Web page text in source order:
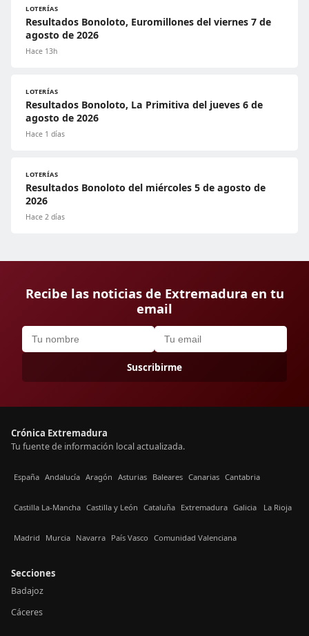
LOTERÍAS
Resultados Bonoloto, Euromillones del viernes 7 de
agosto de 2026
Hace 13h
LOTERÍAS
Resultados Bonoloto, La Primitiva del jueves 6 de
agosto de 2026
Hace 1 días
LOTERÍAS
Resultados Bonoloto del miércoles 5 de agosto de
2026
Hace 2 días
Recibe las noticias de Extremadura en tu
email
Suscribirme
Crónica Extremadura
Tu fuente de información local actualizada.
España Andalucía Aragón Asturias Baleares Canarias Cantabria
Castilla La-Mancha Castilla y León Cataluña Extremadura Galicia La Rioja
Madrid Murcia Navarra País Vasco Comunidad Valenciana
Secciones
Badajoz
Cáceres